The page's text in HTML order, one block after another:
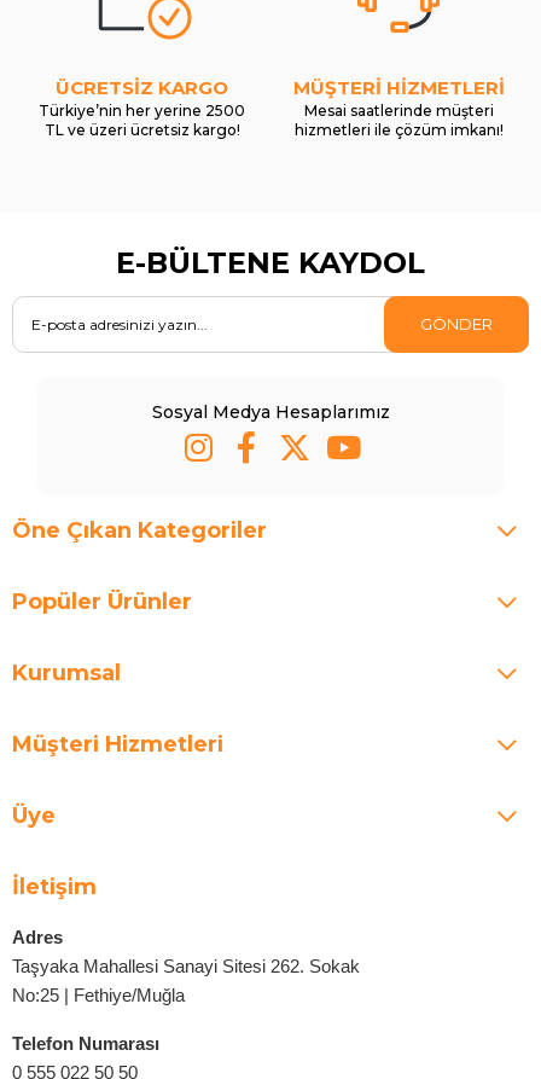
ÜCRETSİZ KARGO
Türkiye’nin her yerine 2500
TL ve üzeri ücretsiz kargo!
MÜŞTERİ HİZMETLERİ
Mesai saatlerinde müşteri
hizmetleri ile çözüm imkanı!
E-BÜLTENE KAYDOL
GÖNDER
Sosyal Medya Hesaplarımız
Öne Çıkan Kategoriler
Popüler Ürünler
Kurumsal
Müşteri Hizmetleri
Üye
İletişim
Adres
Taşyaka Mahallesi Sanayi Sitesi 262. Sokak
No:25 | Fethiye/Muğla
Telefon Numarası
0 555 022 50 50